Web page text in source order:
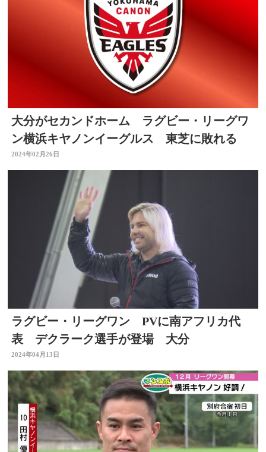
大分がセカンドホーム ラグビー・リーグワ
ン横浜キヤノンイーグルス 東芝に敗れる
2024年02月26日
ラグビー・リーグワン PVに南アフリカ代
表 デクラーク選手が登場 大分
2024年04月13日